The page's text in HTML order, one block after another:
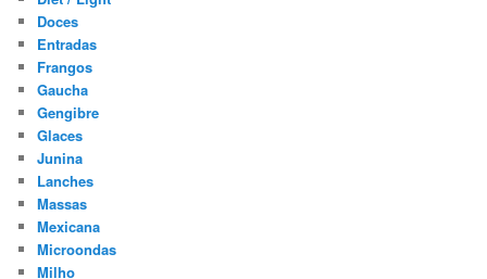
Doces
Entradas
Frangos
Gaucha
Gengibre
Glaces
Junina
Lanches
Massas
Mexicana
Microondas
Milho